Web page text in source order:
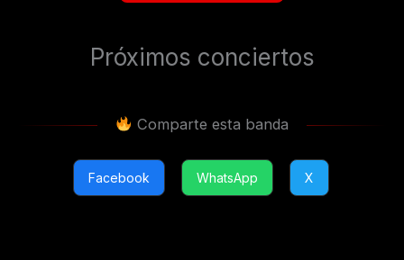
Próximos conciertos
Comparte esta banda
Facebook WhatsApp X